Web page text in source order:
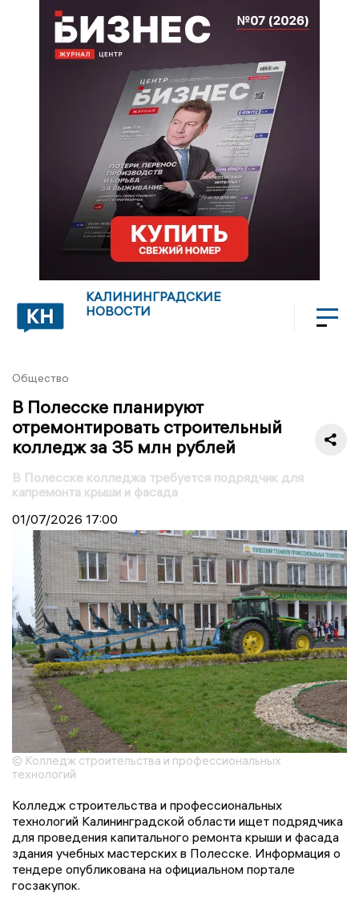
КАЛИНИНГРАДСКИЕ
НОВОСТИ
Общество
В Полесске планируют
отремонтировать строительный
колледж за 35 млн рублей
В Полесске колледжа требуется подрядчик для
капремонта крыши и фасада
01/07/2026 17:00
© Колледж строительства и профессиональных
технологий
Колледж строительства и профессиональных
технологий Калининградской области ищет подрядчика
для проведения капитального ремонта крыши и фасада
здания учебных мастерских в Полесске. Информация о
тендере опубликована на официальном портале
госзакупок.